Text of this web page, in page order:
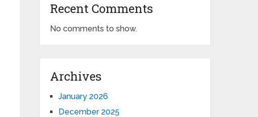
Recent Comments
No comments to show.
Archives
January 2026
December 2025